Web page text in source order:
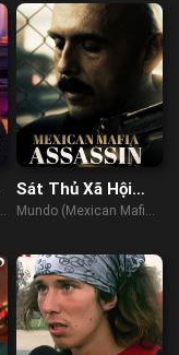
Sát Thủ Xã Hội
Đen Mexico
Mundo (Mexican Mafia